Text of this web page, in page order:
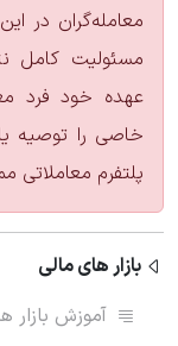
فصل دوره مربیگری ۲۰۲۲
شرح و بررسی
فصل دوره مربیگری ۲۰۲۲
بررسی ES و اطلاعات بیشتر در مورد FVG
معامله‌گران در
مسئولیت کامل
عهده خود فرد
خاصی را توصیه
پلتفرم معاملاتی
بازار های مالی
آموزش بازار